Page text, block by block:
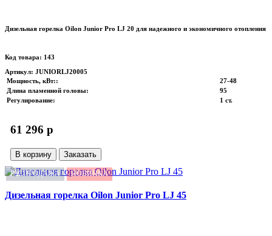
Дизельная горелка Oilon Junior Pro LJ 20 для надежного и экономичного отопления
Код товара: 143
Артикул: JUNIORLJ20005
Мощность, кВт::
27-48
Длина пламенной головы:
95
Регулирование: 1 ст.
61 296 p
В корзину Заказать
РАСПРОДАЖА НОВИНКА
Дизельная горелка Oilon Junior Pro LJ 45